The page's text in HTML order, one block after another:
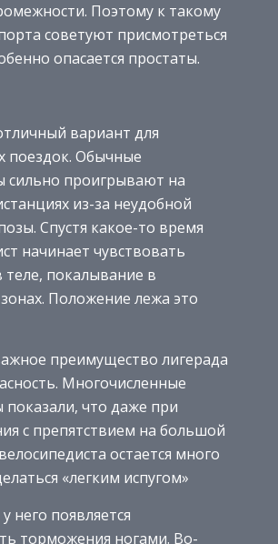
Поэтому к такому
советуют присмотреться
опасается простаты.
вариант для
поездок. Обычные
сильно проигрывают на
из-за неудобной
Спустя какое-то время
начинает чувствовать
покалывание в
Положение лежа это
преимущество лигерада
Многочисленные
показали, что даже при
с препятствием на большой
остается много
«легким испугом»
него появляется
торможения ногами. Во-